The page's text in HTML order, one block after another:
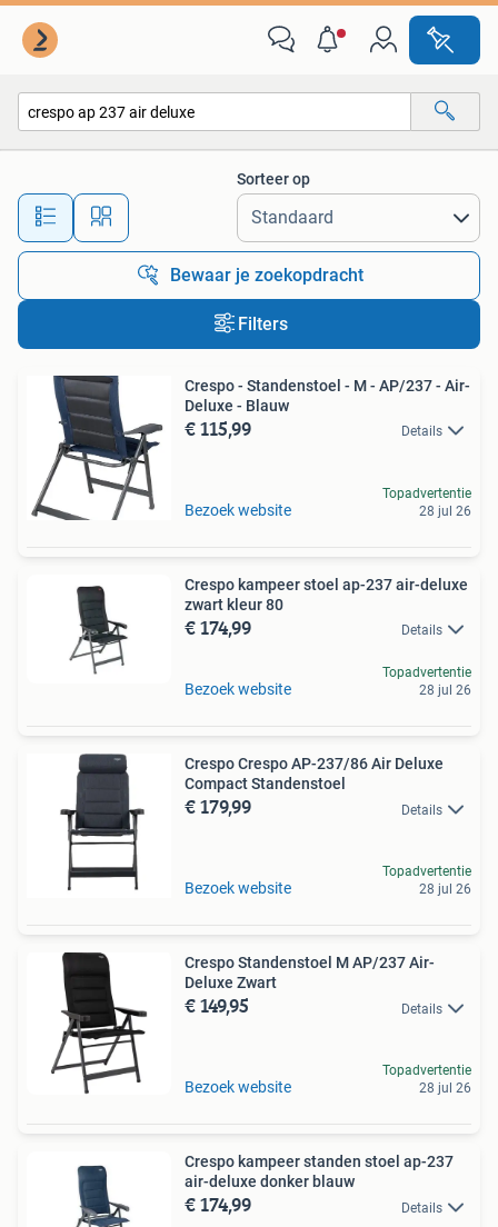
Alle afstanden…
Sorteer op
Bewaar je zoekopdracht
Filters
Crespo - Standenstoel - M - AP/237 - Air-
Deluxe - Blauw
€ 115,99 Details
Bezoek website
Topadvertentie
28 jul 26
Crespo kampeer stoel ap-237 air-deluxe
zwart kleur 80
€ 174,99 Details
Bezoek website
Topadvertentie
28 jul 26
Crespo Crespo AP-237/86 Air Deluxe
Compact Standenstoel
€ 179,99 Details
Bezoek website
Topadvertentie
28 jul 26
Crespo Standenstoel M AP/237 Air-
Deluxe Zwart
€ 149,95 Details
Bezoek website
Topadvertentie
28 jul 26
Crespo kampeer standen stoel ap-237
air-deluxe donker blauw
€ 174,99 Details